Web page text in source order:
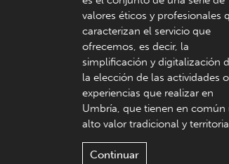
valores éticos y profesionales
caracterizan el servicio que
ofrecemos, es decir, la
simplificación y digitalización
la elección de las actividades o
experiencias que realizar en
Umbría, que tienen en común
alto valor tradicional y
Continuar